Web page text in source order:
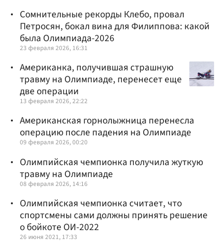
Сомнительные рекорды Клебо, провал
Петросян, бокал вина для Филиппова: какой
была Олимпиада-2026
23 февраля 2026, 16:31
Американка, получившая страшную
травму на Олимпиаде, перенесет еще
две операции
13 февраля 2026, 22:22
Американская горнолыжница перенесла
операцию после падения на Олимпиаде
09 февраля 2026, 00:20
Олимпийская чемпионка получила жуткую
травму на Олимпиаде
08 февраля 2026, 14:16
Олимпийская чемпионка считает, что
спортсмены сами должны принять решение
о бойкоте ОИ-2022
26 июня 2021, 17:33